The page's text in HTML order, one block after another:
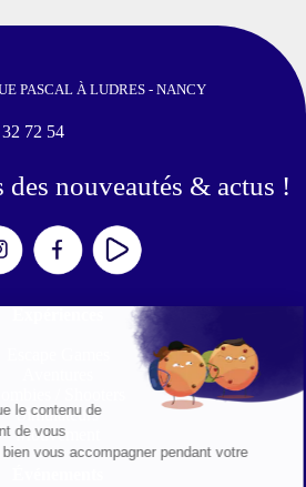
PASCAL À LUDRES - NANCY
72 54
des nouveautés & actus !
Simulateurs
Mouvement